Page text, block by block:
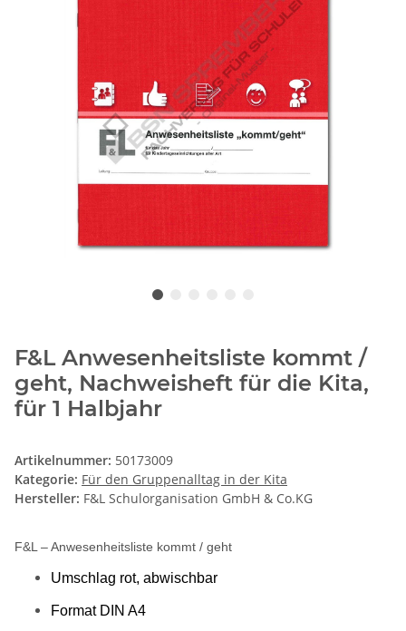
F&L Anwesenheitsliste kommt /
geht, Nachweisheft für die Kita,
für 1 Halbjahr
Artikelnummer: 50173009
Kategorie: Für den Gruppenalltag in der Kita
Hersteller: F&L Schulorganisation GmbH & Co.KG
F&L – Anwesenheitsliste kommt / geht
Umschlag rot, abwischbar
Format DIN A4